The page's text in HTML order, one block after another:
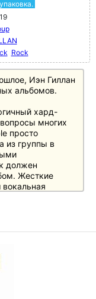
Rock
Иэн Гиллан
альбомов.
хард-
многих
просто
из группы в
должен
Жесткие
же
рок с
2013 г.)